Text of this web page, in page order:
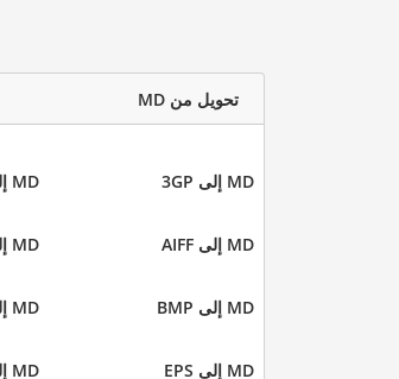
تحويل من MD
MD إلى 3GP MD إلى 7Z
MD إلى AIFF MD إلى AVI
MD إلى BMP MD إلى DOC
MD إلى EPS MD إلى EPUB